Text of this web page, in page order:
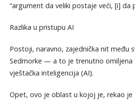
“argument da veliki postaje veći, [i] da
Razlika u pristupu AI
Postoji, naravno, zajednička nit među
Sedmorke — a to je trenutno omiljena
vještačka inteligencija (AI).
Opet, ovo je oblast u kojoj je, rekao je